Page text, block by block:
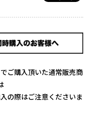
ご購入頂いた通常販売商
の際はご注意くださいま